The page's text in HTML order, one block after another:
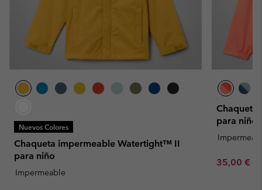
Nuevos Colores
Chaqueta impermeable Watertight™ II
para niño
Impermeable
para niño
Minimum
35,00 €